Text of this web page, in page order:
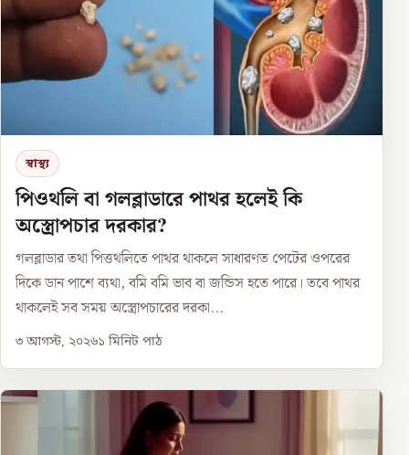
স্বাস্থ্য
পিওথলি বা গলব্লাডারে পাথর হলেই কি
অস্ত্রোপচার দরকার?
গলব্লাডার তথা পিত্তথলিতে পাথর থাকলে সাধারণত পেটের ওপরের
দিকে ডান পাশে ব্যথা, বমি বমি ভাব বা জন্ডিস হতে পারে। তবে পাথর
থাকলেই সব সময় অস্ত্রোপচারের দরকা...
৩ আগস্ট, ২০২৬১ মিনিট পাঠ